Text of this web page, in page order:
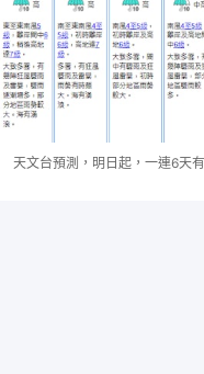
天文台預測，明日起，一連6天